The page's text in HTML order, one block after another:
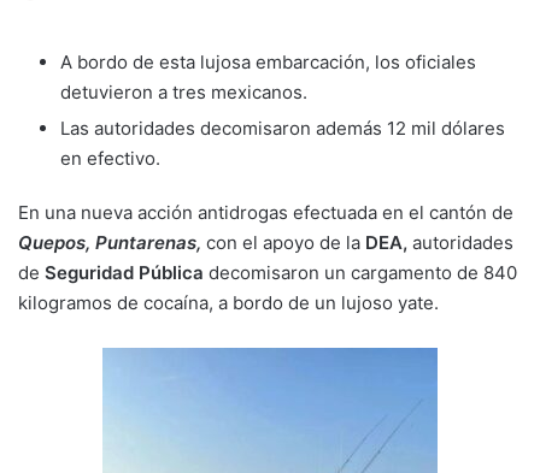
A bordo de esta lujosa embarcación, los oficiales
detuvieron a tres mexicanos.
Las autoridades decomisaron además 12 mil dólares
en efectivo.
En una nueva acción antidrogas efectuada en el cantón de
Quepos, Puntarenas, con el apoyo de la DEA, autoridades
de Seguridad Pública decomisaron un cargamento de 840
kilogramos de cocaína, a bordo de un lujoso yate.